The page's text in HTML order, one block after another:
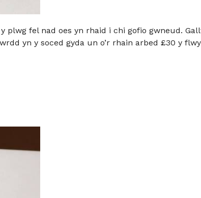
plwg fel nad oes yn rhaid i chi gofio gwneud.
yn y soced gyda un o’r rhain arbed £30 y